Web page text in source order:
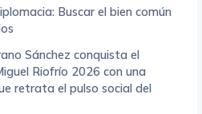
Buscar el bien común
Sánchez conquista el
Riofrío 2026 con una
retrata el pulso social del